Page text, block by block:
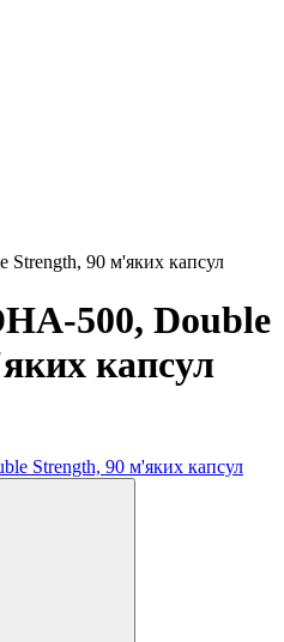
90 м'яких капсул
500, Double
капсул